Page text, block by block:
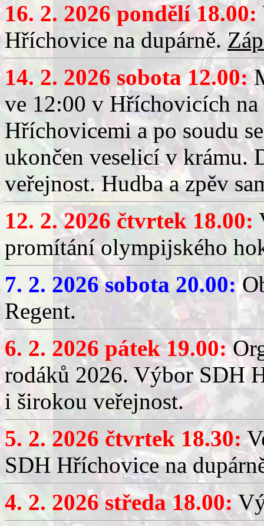
16. 2. 2026 pondělí 18.00:
Hříchovice na dupárně.
14. 2. 2026 sobota 12.00:
ve 12:00 v Hříchovicích
Hříchovicemi a po soudu
ukončen veselicí v krámu.
veřejnost. Hudba a zpěv
12. 2. 2026 čtvrtek 18.00:
promítání olympijského
7. 2. 2026 sobota 20.00:
Regent.
6. 2. 2026 pátek 19.00:
rodáků 2026. Výbor SDH
i širokou veřejnost.
5. 2. 2026 čtvrtek 18.30:
SDH Hříchovice na
4. 2. 2026 středa 18.00: